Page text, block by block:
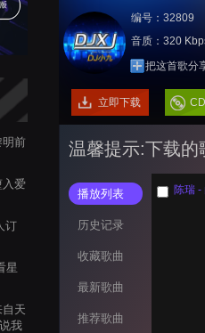
明前
入爱
订
星
天
我
编号：32809
音质：320
把这首歌分
立即下载
温馨提示:下载的
播放列表
历史记录
收藏歌曲
最新歌曲
推荐歌曲
陈瑞 -